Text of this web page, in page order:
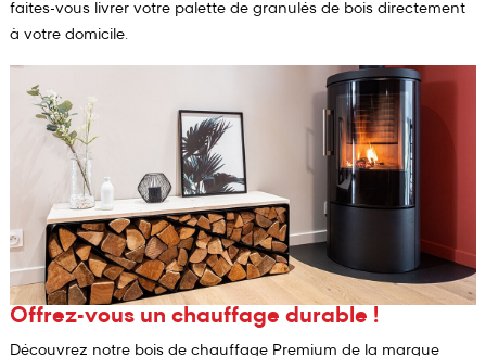
faites-vous livrer votre palette de granulés de bois directement
à votre domicile.
Offrez-vous un chauffage durable !
Découvrez notre bois de chauffage Premium de la marque